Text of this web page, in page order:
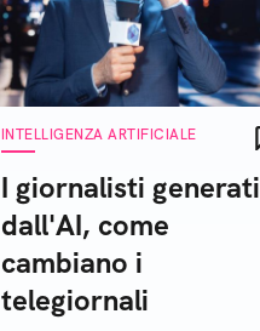
INTELLIGENZA ARTIFICIALE
I giornalisti generati
dall'AI, come
cambiano i
telegiornali